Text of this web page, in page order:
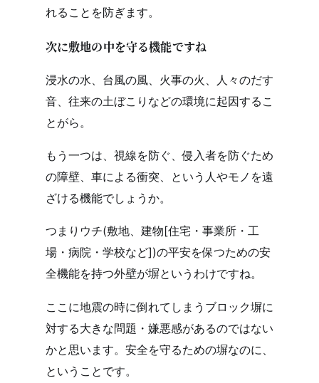
れることを防ぎます。
次に敷地の中を守る機能ですね
浸水の水、台風の風、火事の火、人々のだす
音、往来の土ぼこりなどの環境に起因するこ
とがら。
もう一つは、視線を防ぐ、侵入者を防ぐため
の障壁、車による衝突、という人やモノを遠
ざける機能でしょうか。
つまりウチ(敷地、建物[住宅・事業所・工
場・病院・学校など])の平安を保つための安
全機能を持つ外壁が塀というわけですね。
ここに地震の時に倒れてしまうブロック塀に
対する大きな問題・嫌悪感があるのではない
かと思います。安全を守るための塀なのに、
ということです。